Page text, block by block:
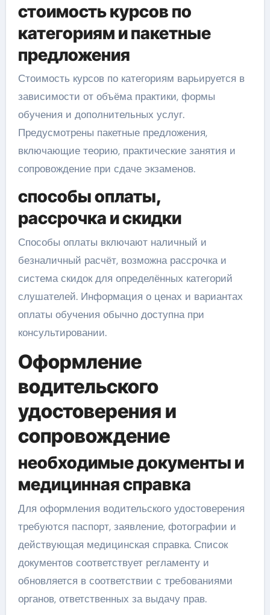
стоимость курсов по
категориям и пакетные
предложения
Стоимость курсов по категориям варьируется в
зависимости от объёма практики, формы
обучения и дополнительных услуг.
Предусмотрены пакетные предложения,
включающие теорию, практические занятия и
сопровождение при сдаче экзаменов.
способы оплаты,
рассрочка и скидки
Способы оплаты включают наличный и
безналичный расчёт, возможна рассрочка и
система скидок для определённых категорий
слушателей. Информация о ценах и вариантах
оплаты обучения обычно доступна при
консультировании.
Оформление
водительского
удостоверения и
сопровождение
необходимые документы и
медицинная справка
Для оформления водительского удостоверения
требуются паспорт, заявление, фотографии и
действующая медицинская справка. Список
документов соответствует регламенту и
обновляется в соответствии с требованиями
органов, ответственных за выдачу прав.